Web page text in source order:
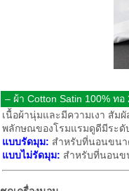
– ผ้า Cotton Satin 100% ท
เนื้อผ้านุ่มและมีความเงา สัม
พลักษณของโรมแรมดูดีมีระดั
แบบรัดมุม: สำหรับที่นอนขนา
แบบไม่รัดมุม: สำหรับที่นอนขน